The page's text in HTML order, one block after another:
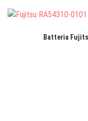
Batteria